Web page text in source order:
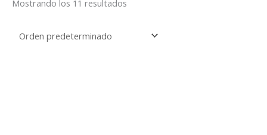
Mostrando los 11 resultados